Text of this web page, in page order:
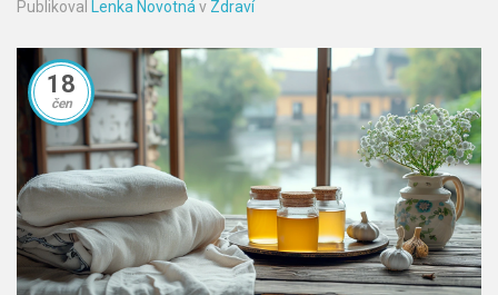
Publikoval Lenka Novotnáv Zdraví
18
čen